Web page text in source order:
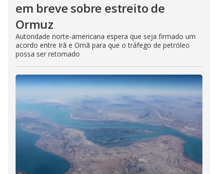
em breve sobre estreito de
Ormuz
Autoridade norte-americana espera que seja firmado um
acordo entre Irã e Omã para que o tráfego de petróleo
possa ser retomado